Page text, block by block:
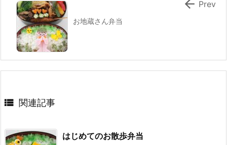
お地蔵さん弁当
 Prev
 関連記事
はじめてのお散歩弁当